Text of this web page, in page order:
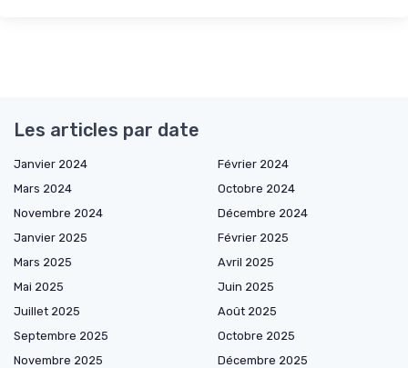
Les articles par date
Janvier 2024
Février 2024
Mars 2024
Octobre 2024
Novembre 2024
Décembre 2024
Janvier 2025
Février 2025
Mars 2025
Avril 2025
Mai 2025
Juin 2025
Juillet 2025
Août 2025
Septembre 2025
Octobre 2025
Novembre 2025
Décembre 2025